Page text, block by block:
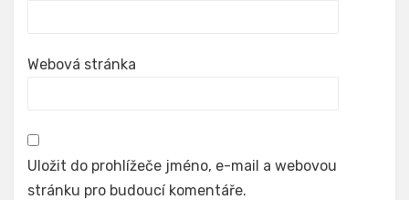
Webová stránka
Uložit do prohlížeče jméno, e-mail a webovou
stránku pro budoucí komentáře.